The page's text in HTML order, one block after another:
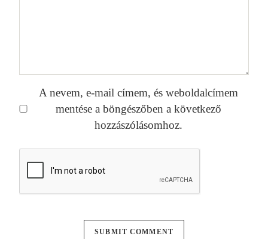
A nevem, e-mail címem, és weboldalcímem
mentése a böngészőben a következő
hozzászólásomhoz.